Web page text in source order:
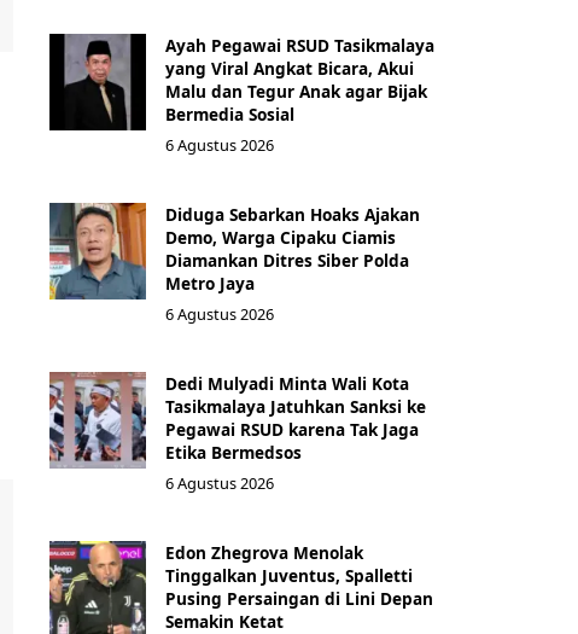
Ayah Pegawai RSUD Tasikmalaya
yang Viral Angkat Bicara, Akui
Malu dan Tegur Anak agar Bijak
Bermedia Sosial
6 Agustus 2026
Diduga Sebarkan Hoaks Ajakan
Demo, Warga Cipaku Ciamis
Diamankan Ditres Siber Polda
Metro Jaya
6 Agustus 2026
Dedi Mulyadi Minta Wali Kota
Tasikmalaya Jatuhkan Sanksi ke
Pegawai RSUD karena Tak Jaga
Etika Bermedsos
6 Agustus 2026
Edon Zhegrova Menolak
Tinggalkan Juventus, Spalletti
Pusing Persaingan di Lini Depan
Semakin Ketat